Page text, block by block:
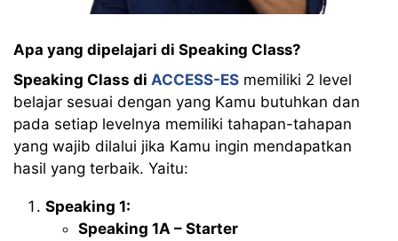
Apa yang dipelajari di Speaking Class?
Speaking Class di ACCESS-ES memiliki 2 level
belajar sesuai dengan yang Kamu butuhkan dan
pada setiap levelnya memiliki tahapan-tahapan
yang wajib dilalui jika Kamu ingin mendapatkan
hasil yang terbaik. Yaitu:
Speaking 1:
Speaking 1A – Starter